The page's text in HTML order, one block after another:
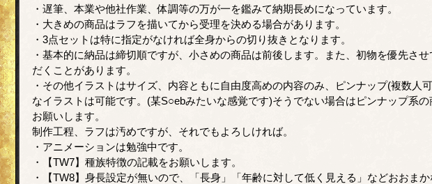
・遅筆、本業や他社作業、体調等の万が一を鑑みて納期長めになっています。
・大きめの商品はラフを描いてから受理を決める場合があります。
・3点セットは特に指定がなければ全身からの切り抜きとなります。
・基本的に納品は締切順ですが、小さめの商品は前後します。また、初物を優先させ
だくことがあります。
・その他イラストはサイズ、内容ともに自由度高めの内容のみ、ピンナップ(複数人
なイラストは可能です。(某S○ebみたいな感覚です)そうでない場合はピンナップ系の
お願いします。
制作工程、ラフは汚めですが、それでもよろしければ。
・アニメーションは勉強中です。
・【TW7】種族特徴の記載をお願いします。
・【TW8】身長設定が無いので、「長身」「年齢に対して低く見える」などおおま